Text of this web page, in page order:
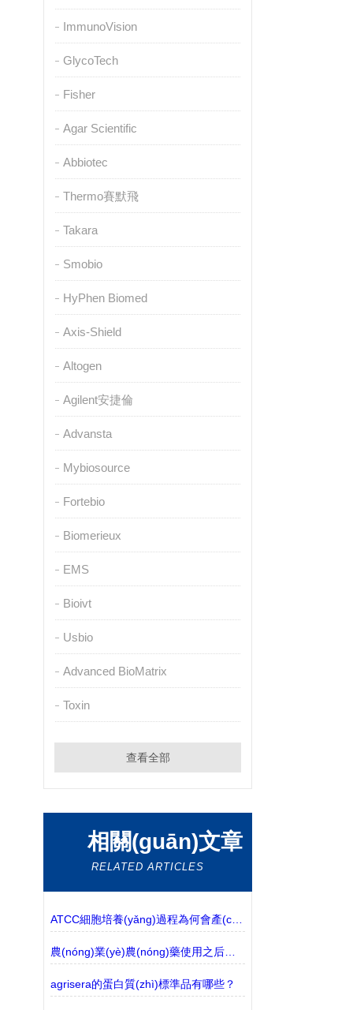
ImmunoVision
GlycoTech
Fisher
Agar Scientific
Abbiotec
Thermo賽默飛
Takara
Smobio
HyPhen Biomed
Axis-Shield
Altogen
Agilent安捷倫
Advansta
Mybiosource
Fortebio
Biomerieux
EMS
Bioivt
Usbio
Advanced BioMatrix
Toxin
查看全部
相關(guān)文章
RELATED ARTICLES
ATCC細胞培養(yǎng)過程為何會產(chǎn)生細胞碎片？
農(nóng)業(yè)農(nóng)藥使用之后的去向和環(huán)境分析
agrisera的蛋白質(zhì)標準品有哪些？